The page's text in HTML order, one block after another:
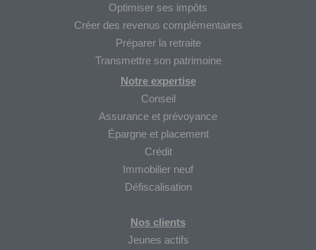
Optimiser ses impôts
Créer des revenus complémentaires
Préparer la retraite
Transmettre son patrimoine
Notre expertise
Conseil
Assurance et prévoyance
Épargne et placement
Crédit
Immobilier neuf
Défiscalisation
Nos clients
Jeunes actifs